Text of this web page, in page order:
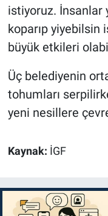
istiyoruz. İnsanlar
koparıp yiyebilsin
büyük etkileri
Üç belediyenin
tohumları
yeni nesillere
Kaynak: İGF